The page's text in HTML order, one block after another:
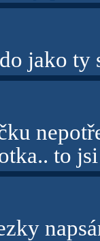
jako ty
to